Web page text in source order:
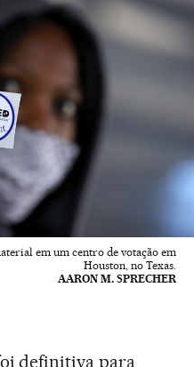
em um centro de votação em
Houston, no Texas.
AARON M. SPRECHER
definitiva para